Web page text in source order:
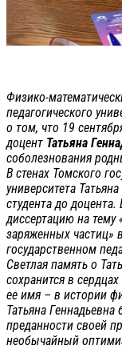
Физико-
педагогического
о том, что 19
доцент Татьяна
соболезнования
В стенах Томского
университета
студента до
диссертацию на тему
заряженных частиц»
государственном
Светлая память о
сохранится в
ее имя – в истории
Татьяна
преданности своей
необычайный